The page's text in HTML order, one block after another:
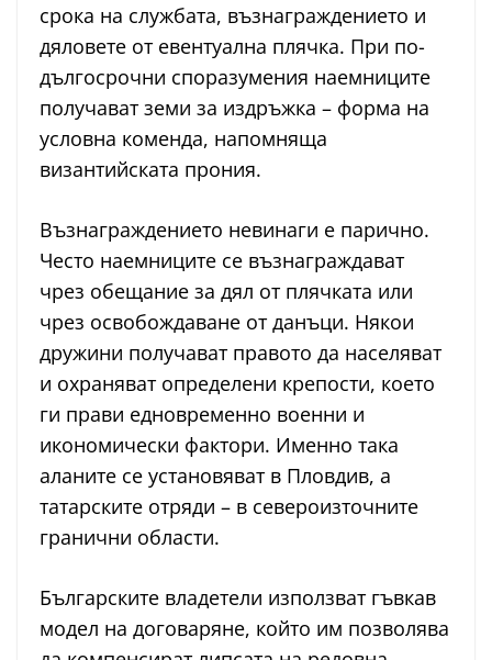
срока на службата, възнаграждението и
дяловете от евентуална плячка. При по-
дългосрочни споразумения наемниците
получават земи за издръжка – форма на
условна коменда, напомняща
византийската прония.
Възнаграждението невинаги е парично.
Често наемниците се възнаграждават
чрез обещание за дял от плячката или
чрез освобождаване от данъци. Някои
дружини получават правото да населяват
и охраняват определени крепости, което
ги прави едновременно военни и
икономически фактори. Именно така
аланите се установяват в Пловдив, а
татарските отряди – в североизточните
гранични области.
Българските владетели използват гъвкав
модел на договаряне, който им позволява